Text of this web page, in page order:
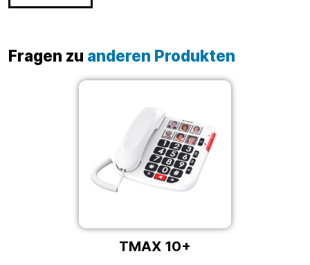
Fragen zu anderen Produkten
TMAX 10+